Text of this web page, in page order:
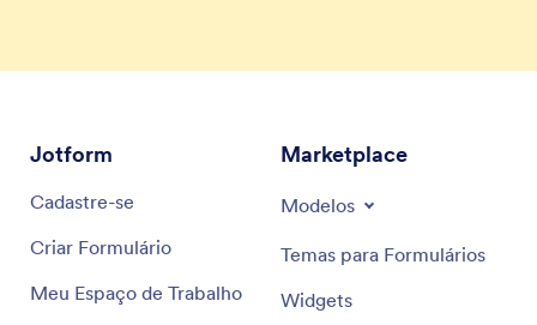
Jotform
Cadastre-se
Criar Formulário
Meu Espaço de Trabalho
Marketplace
Modelos
Temas para Formulários
Widgets